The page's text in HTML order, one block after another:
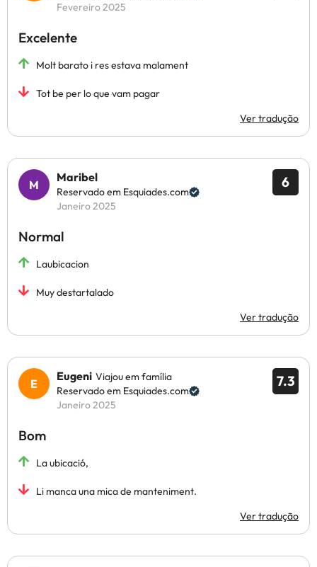
Fevereiro 2025
Excelente
Molt barato i res estava malament
Tot be per lo que vam pagar
Ver tradução
6
Maribel
Reservado em Esquiades.com
Janeiro 2025
Normal
Laubicacion
Muy destartalado
Ver tradução
7.3
Eugeni Viajou em família
Reservado em Esquiades.com
Janeiro 2025
Bom
La ubicació,
Li manca una mica de manteniment.
Ver tradução